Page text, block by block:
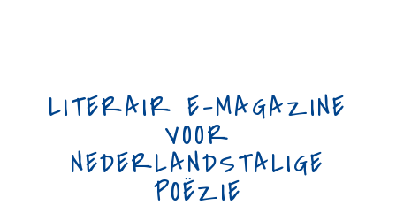
LITERAIR E-MAGAZINE
VOOR
NEDERLANDSTALIGE
POËZIE